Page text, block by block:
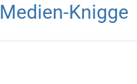
Medien-Knigge